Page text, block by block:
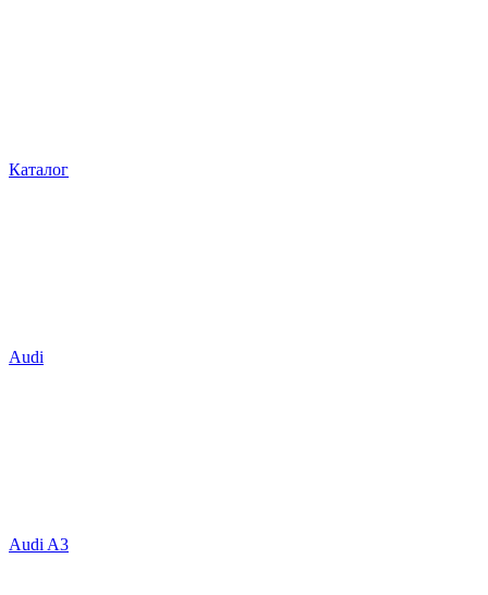
Каталог
Audi
Audi A3